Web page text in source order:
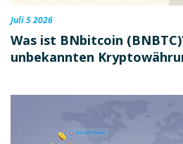
Juli 5 2026
Was ist BNbitcoin
unbekannten